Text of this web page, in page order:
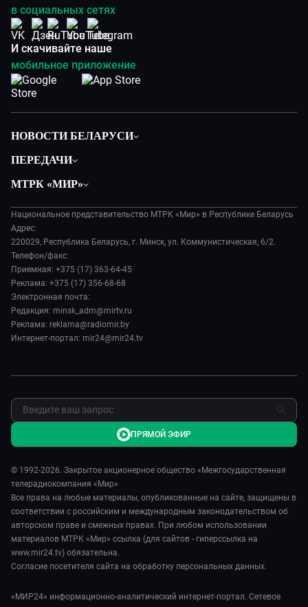
в социальных сетях
И скачивайте наше
мобильное приложение
НОВОСТИ БЕЛАРУСИ
Экономика
Происшествия
Наука и технологии
Здоровье и медицина
Авто
Культура
Спорт
ПЕРЕДАЧИ
Все как у людей
Вместе выгодно
Евразия. Культурно
Евразия. Регионы
Наши иностранцы
Пять причин поехать в...
Сделано в Содружестве
МТРК «МИР»
История
Руководство
Лица мира
Новости
Пресса о нас
Карьера
Реклама
Национальное представительство МТРК «Мир» в Республике Беларусь
Адрес:
220029, Республика Беларусь, г. Минск, ул. Коммунистическая, 6/2.
Телефон/факс:
Приемная: +375 (17) 363-64-45
Реклама: +375 (17) 356-68-68
Электронная почта:
Редакция: minsk_adm@mirtv.ru
Реклама: reklama@radiomir.by
Интернет-портал: mir24@mir24.tv
© 1992-2026. Закрытое акционерное общество «Межгосударственная
телерадиокомпания «Мир»
Все права на любые материалы, опубликованные на сайте, защищены в
соответствии с российским и международным законодательством об
авторском праве и смежных правах. При любом использовании
материалов МТРК «Мир» ссылка (для сайтов - гиперссылка на
www.mir24.tv) обязательна.
Согласие посетителя сайта на обработку персональных данных.
«МИР24» информационно-аналитический интернет-портал. Сетевое
ПРЯМОЙ ЭФИР